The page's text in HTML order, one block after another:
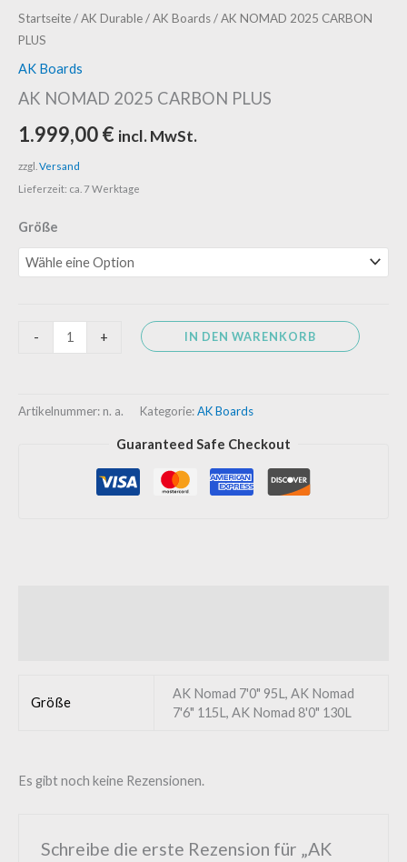
Startseite/AK Durable/AK Boards/ AK NOMAD 2025 CARBON
PLUS
AK Boards
AK NOMAD 2025 CARBON PLUS
1.999,00€ incl. MwSt.
zzgl. Versand
Lieferzeit: ca. 7 Werktage
Größe
-
AK
NOMAD
2025
CARBON
Menge
+ IN DEN WARENKORB
Artikelnummer: n. a. Kategorie:AK Boards
Guaranteed Safe Checkout
Größe
AK Nomad 7'0" 95L, AK Nomad
7'6" 115L, AK Nomad 8'0" 130L
Es gibt noch keine Rezensionen.
Schreibe die erste Rezension für „AK